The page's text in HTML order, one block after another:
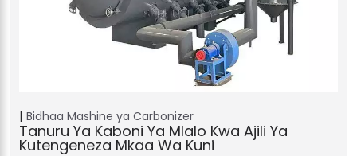
Bidhaa Mashine ya Carbonizer
Tanuru Ya Kaboni Ya Mlalo Kwa Ajili Ya
Kutengeneza Mkaa Wa Kuni